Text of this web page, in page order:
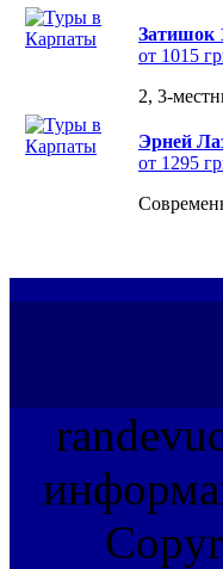
Затишок
от 1015
2, 3-
Эрней
от 1295